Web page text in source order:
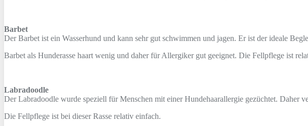
Barbet
Der Barbet ist ein Wasserhund und kann sehr gut schwimmen und jagen. Er ist der ideale
Barbet als Hunderasse haart wenig und daher für Allergiker gut geeignet. Die Fellpflege ist
Labradoodle
Der Labradoodle wurde speziell für Menschen mit einer Hundehaarallergie gezüchtet.
Die Fellpflege ist bei dieser Rasse relativ einfach.